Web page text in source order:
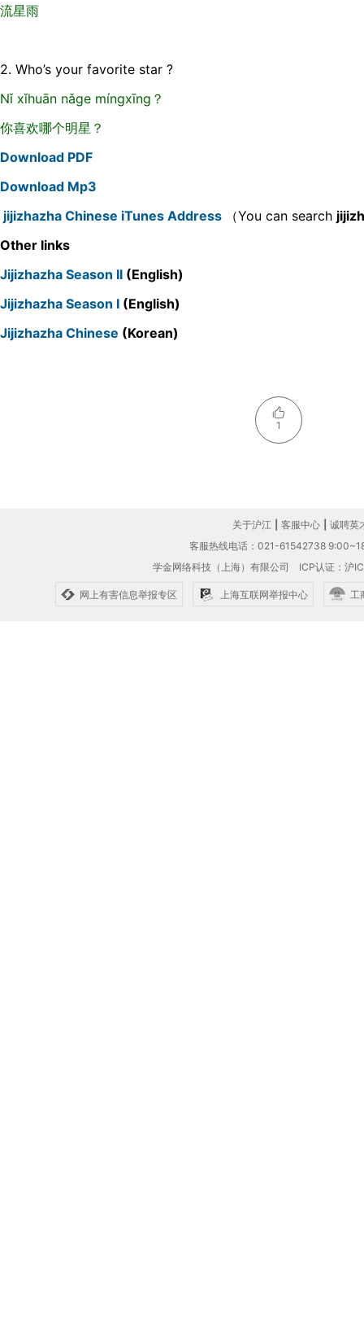
流星雨
2. Who’s your favorite star ?
Nǐ xǐhuān nǎɡe mínɡxīnɡ？
你喜欢哪个明星？
Download PDF
Download Mp3
jijizhazha Chinese iTunes Address
（You can search
Other links
Jijizhazha Season II (English)
Jijizhazha Season I (English)
Jijizhazha Chinese (Korean)
1
关于沪江 客服中心
诚聘英
客服热线电话：021-61542738
学金网络科技（上海）有限公司 ICP认证：沪
网上有害信息举报专区 上海互联网举报中心 工